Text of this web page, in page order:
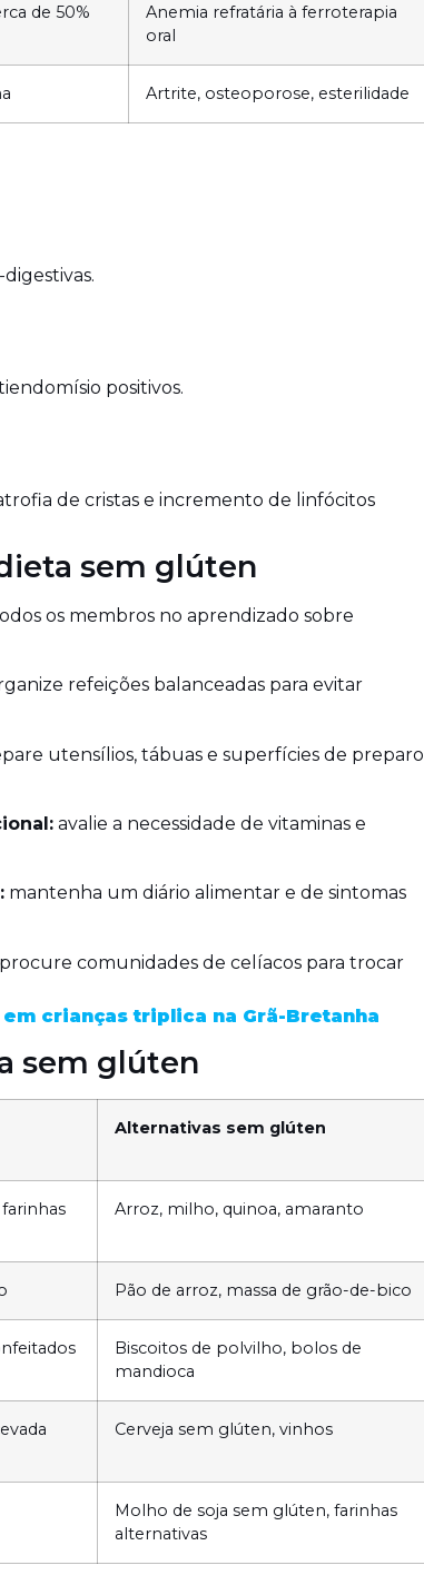
de 50%
Anemia refratária à ferroterapia
oral
Artrite, osteoporose, esterilidade
positivos.
de cristas e incremento de linfócitos
sem glúten
os membros no aprendizado sobre
refeições balanceadas para evitar
utensílios, tábuas e superfícies de preparo
avalie a necessidade de vitaminas e
mantenha um diário alimentar e de sintomas
procure comunidades de celíacos para trocar
crianças triplica na Grã-Bretanha
sem glúten
Alternativas sem glúten
Arroz, milho, quinoa, amaranto
Pão de arroz, massa de grão-de-bico
Biscoitos de polvilho, bolos de
mandioca
Cerveja sem glúten, vinhos
Molho de soja sem glúten, farinhas
alternativas